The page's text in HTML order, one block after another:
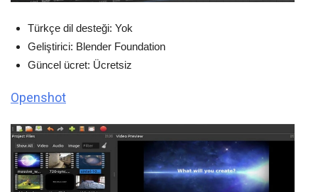
Türkçe dil desteği: Yok
Geliştirici: Blender Foundation
Güncel ücret: Ücretsiz
Openshot